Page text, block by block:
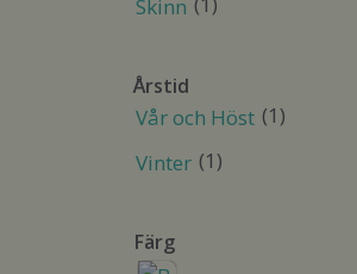
Skinn
Årstid
Vår och Höst (1)
Vinter (1)
Färg